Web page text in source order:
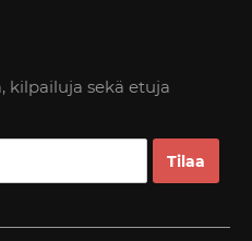
kilpailuja sekä etuja